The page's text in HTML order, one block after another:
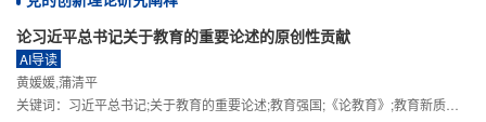
论习近平总书记关于教育的重要论述的原创性贡献
AI导读
黄媛媛,蒲清平
关键词： 习近平总书记;关于教育的重要论述;教育强国;《论教育》;教育新质生产力;教育人工智能